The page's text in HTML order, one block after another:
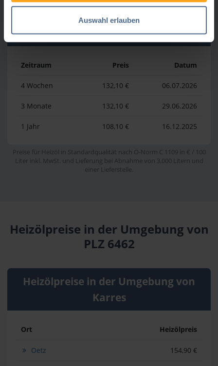
Auswahl erlauben
Heizölpreis-Tiefstwerte
Zeitraum Preis Datum
4 Wochen 132,10 € 06.07.2026
3 Monate 132,10 € 29.06.2026
1 Jahr 108,10 € 16.12.2025
Preise für Heizöl in Standardqualität nach Ö-Norm C 1109 in € / 100
Liter inkl. MwSt. und Lieferung bei Abnahme von 3.000 Litern und
einer Lieferstelle.
Heizölpreise in der Umgebung von
PLZ 6462
Heizölpreise in der Umgebung von
Karres
Ort Heizölpreis
Oetz 154,90 €